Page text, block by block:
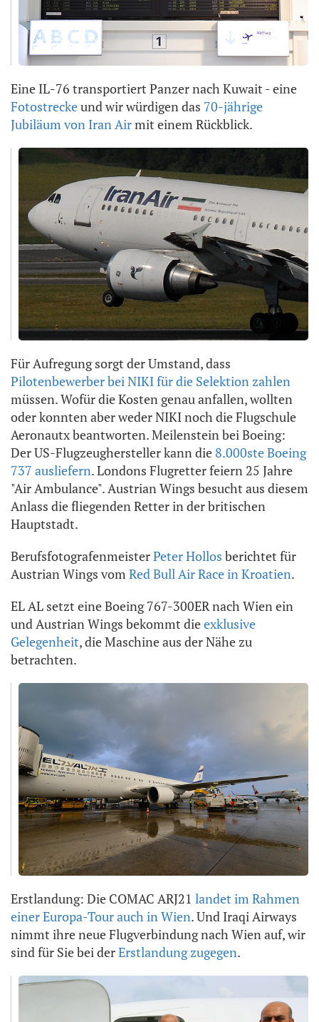
Eine IL-76 transportiert Panzer nach Kuwait - eine
Fotostreckeund wir würdigen das 70-jährige
Jubiläum von Iran Airmit einem Rückblick.
Für Aufregung sorgt der Umstand, dass
Pilotenbewerber bei NIKI für die Selektion zahlen
müssen. Wofür die Kosten genau anfallen, wollten
oder konnten aber weder NIKI noch die Flugschule
Aeronautx beantworten. Meilenstein bei Boeing:
Der US-Flugzeughersteller kann die 8.000ste Boeing
737 ausliefern. Londons Flugretter feiern 25 Jahre
"Air Ambulance". Austrian Wings besucht aus diesem
Anlass die fliegenden Retter in der britischen
Hauptstadt.
BerufsfotografenmeisterPeter Hollos berichtet für
Austrian Wings vom Red Bull Air Race in Kroatien.
EL AL setzt eine Boeing 767-300ER nach Wien ein
und Austrian Wings bekommt dieexklusive
Gelegenheit, die Maschine aus der Nähe zu
betrachten.
Erstlandung: Die COMAC ARJ21 landet im Rahmen
einer Europa-Tour auch in Wien. Und Iraqi Airways
nimmt ihre neue Flugverbindung nach Wien auf, wir
sind für Sie bei derErstlandung zugegen.